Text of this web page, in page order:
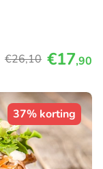
€26,10 €17,90
37% korting